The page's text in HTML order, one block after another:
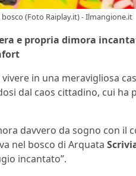
(Foto Raiplay.it) - Ilmangione.it
e propria dimora
in una meravigliosa
dal caos cittadino, cui
davvero da sogno con il
nel bosco di Arquata
incantato”.